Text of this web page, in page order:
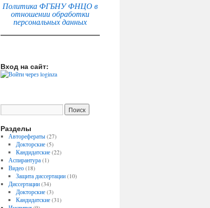
Политика ФГБНУ ФНЦО в
отношении обработки
персональных данных
Вход на сайт:
Разделы
Авторефераты(27)
Докторские(5)
Кандидатские(22)
Аспирантура(1)
Видео(18)
Защита диссертации(10)
Диссертации(34)
Докторские(3)
Кандидатские(31)